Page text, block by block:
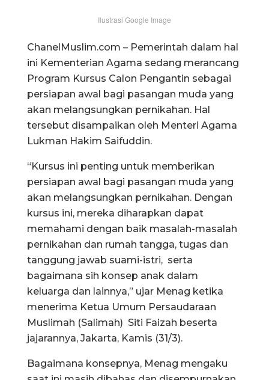
Ilustrasi Google Image
ChanelMuslim.com – Pemerintah dalam hal
ini Kementerian Agama sedang merancang
Program Kursus Calon Pengantin sebagai
persiapan awal bagi pasangan muda yang
akan melangsungkan pernikahan. Hal
tersebut disampaikan oleh Menteri Agama
Lukman Hakim Saifuddin.
“Kursus ini penting untuk memberikan
persiapan awal bagi pasangan muda yang
akan melangsungkan pernikahan. Dengan
kursus ini, mereka diharapkan dapat
memahami dengan baik masalah-masalah
pernikahan dan rumah tangga, tugas dan
tanggung jawab suami-istri, serta
bagaimana sih konsep anak dalam
keluarga dan lainnya,” ujar Menag ketika
menerima Ketua Umum Persaudaraan
Muslimah (Salimah) Siti Faizah beserta
jajarannya, Jakarta, Kamis (31/3).
Bagaimana konsepnya, Menag mengaku